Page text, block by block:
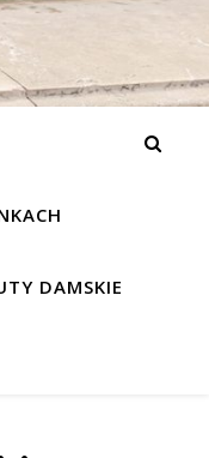
DAMSKIE